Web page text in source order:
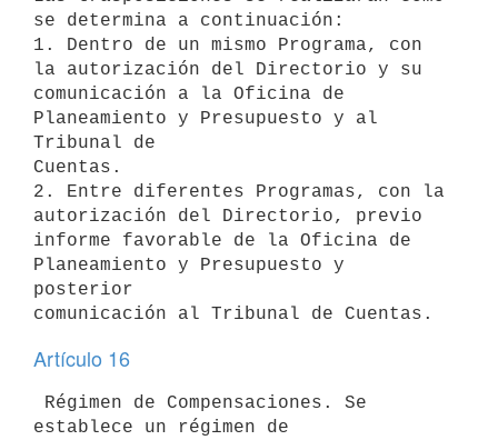
se determina a continuación:
1. Dentro de un mismo Programa, con
la autorización del Directorio y su
comunicación a la Oficina de
Planeamiento y Presupuesto y al
Tribunal de
Cuentas.
2. Entre diferentes Programas, con la
autorización del Directorio, previo
informe favorable de la Oficina de
Planeamiento y Presupuesto y
posterior
Artículo 16
establece un régimen de